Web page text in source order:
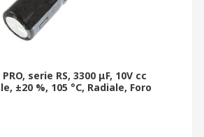
serie RS, 3300 μF, 10V cc
±20 %, 105 °C, Radiale, Foro